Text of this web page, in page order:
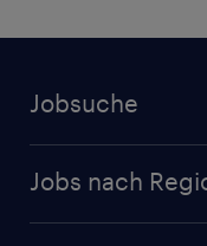
Jobsuche
Initiativbewerbung
Jobs nach